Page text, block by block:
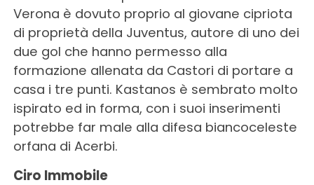
Verona è dovuto proprio al giovane cipriota
di proprietà della Juventus, autore di uno dei
due gol che hanno permesso alla
formazione allenata da Castori di portare a
casa i tre punti. Kastanos è sembrato molto
ispirato ed in forma, con i suoi inserimenti
potrebbe far male alla difesa biancoceleste
orfana di Acerbi.
Ciro Immobile